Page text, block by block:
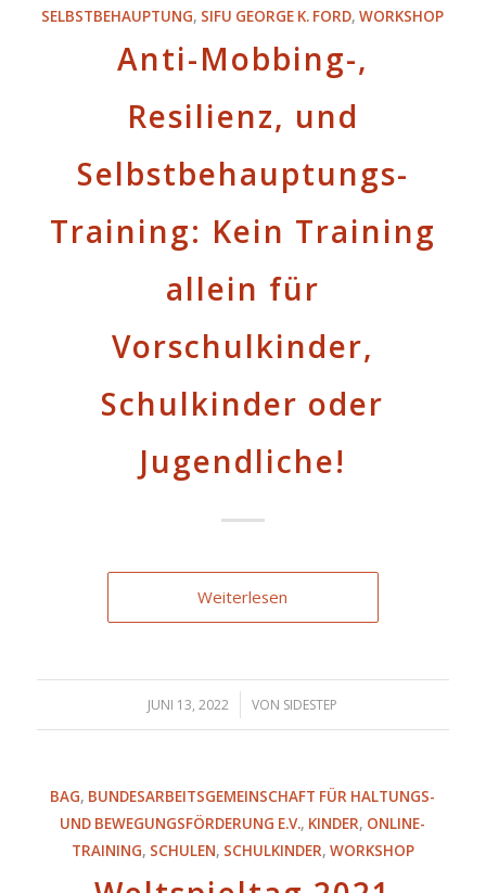
SELBSTBEHAUPTUNG, SIFU GEORGE K. FORD,WORKSHOP
Anti-Mobbing-,
Resilienz, und
Selbstbehauptungs-
Training: Kein Training
allein für
Vorschulkinder,
Schulkinder oder
Jugendliche!
Weiterlesen
JUNI 13, 2022
/ VON SIDESTEP
BAG, BUNDESARBEITSGEMEINSCHAFT FÜR HALTUNGS-
UND BEWEGUNGSFÖRDERUNG E.V., KINDER, ONLINE-
TRAINING, SCHULEN, SCHULKINDER, WORKSHOP